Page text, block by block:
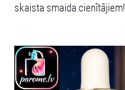
skaista smaida cienītājiem!